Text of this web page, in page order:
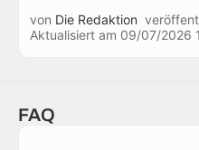
von Die Redaktion
Aktualisiert am 09/07/2026
FAQ